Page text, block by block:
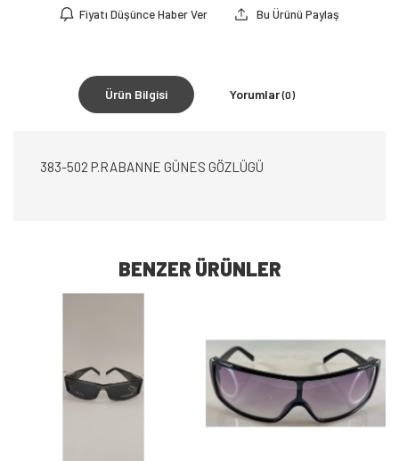
Fiyatı Düşünce Haber Ver Bu Ürünü Paylaş
Ürün Bilgisi Yorumlar(0)
383-502 P.RABANNE GÜNES GÖZLÜGÜ
BENZER ÜRÜNLER